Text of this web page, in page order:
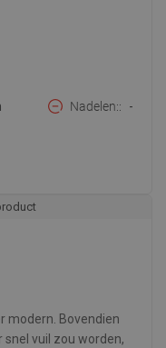
Nadelen: -
modern. Bovendien
vuil zou worden,